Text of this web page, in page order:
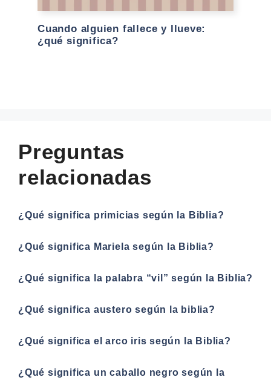
Cuando alguien fallece y llueve:
¿qué significa?
Preguntas
relacionadas
¿Qué significa primicias según la Biblia?
¿Qué significa Mariela según la Biblia?
¿Qué significa la palabra “vil” según la Biblia?
¿Qué significa austero según la biblia?
¿Qué significa el arco iris según la Biblia?
¿Qué significa un caballo negro según la